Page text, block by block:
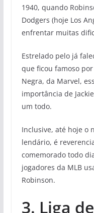
1940, quando
Dodgers (hoje Los
enfrentar muitas
Estrelado pelo já
que ficou famoso
Negra, da Marvel,
importância de
um todo.
Inclusive, até hoje o
lendário, é
comemorado todo
jogadores da MLB
Robinson.
3. Liga